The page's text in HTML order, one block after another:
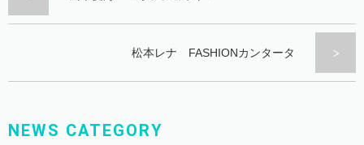
松本レナ FASHIONカンタータ
NEWS CATEGORY